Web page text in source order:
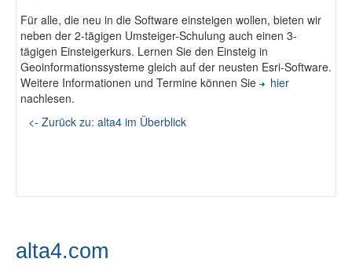
Für alle, die neu in die Software einsteigen wollen, bieten wir
neben der 2-tägigen Umsteiger-Schulung auch einen 3-
tägigen Einsteigerkurs. Lernen Sie den Einsteig in
Geoinformationssysteme gleich auf der neusten Esri-Software.
Weitere Informationen und Termine können Sie
hier
nachlesen.
<- Zurück zu: alta4 im Überblick
alta4.com